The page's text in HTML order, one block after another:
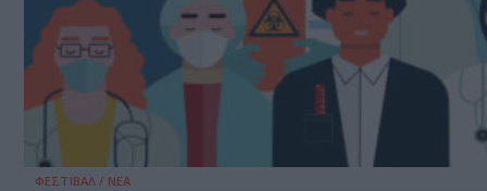
ΦΕΣΤΙΒΑΛ / ΝΕΑ